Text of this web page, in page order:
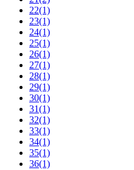
22(1)
23(1)
24(1)
25(1)
26(1)
27(1)
28(1)
29(1)
30(1)
31(1)
32(1)
33(1)
34(1)
35(1)
36(1)